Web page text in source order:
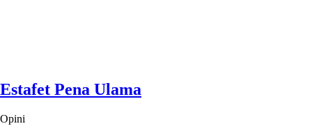
Estafet Pena Ulama
Opini